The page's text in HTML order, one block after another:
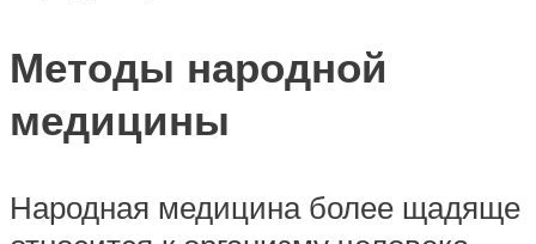
Методы народной
медицины
Народная медицина более щадяще